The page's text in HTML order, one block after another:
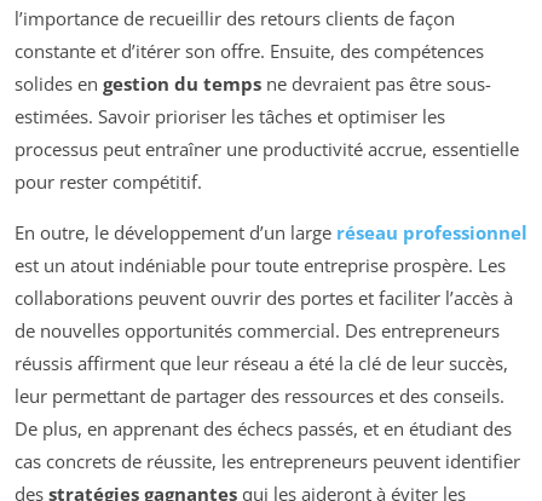
l’importance de recueillir des retours clients de façon
constante et d’itérer son offre. Ensuite, des compétences
solides en gestion du temps ne devraient pas être sous-
estimées. Savoir prioriser les tâches et optimiser les
processus peut entraîner une productivité accrue, essentielle
pour rester compétitif.
En outre, le développement d’un large réseau professionnel
est un atout indéniable pour toute entreprise prospère. Les
collaborations peuvent ouvrir des portes et faciliter l’accès à
de nouvelles opportunités commercial. Des entrepreneurs
réussis affirment que leur réseau a été la clé de leur succès,
leur permettant de partager des ressources et des conseils.
De plus, en apprenant des échecs passés, et en étudiant des
cas concrets de réussite, les entrepreneurs peuvent identifier
des stratégies gagnantes qui les aideront à éviter les